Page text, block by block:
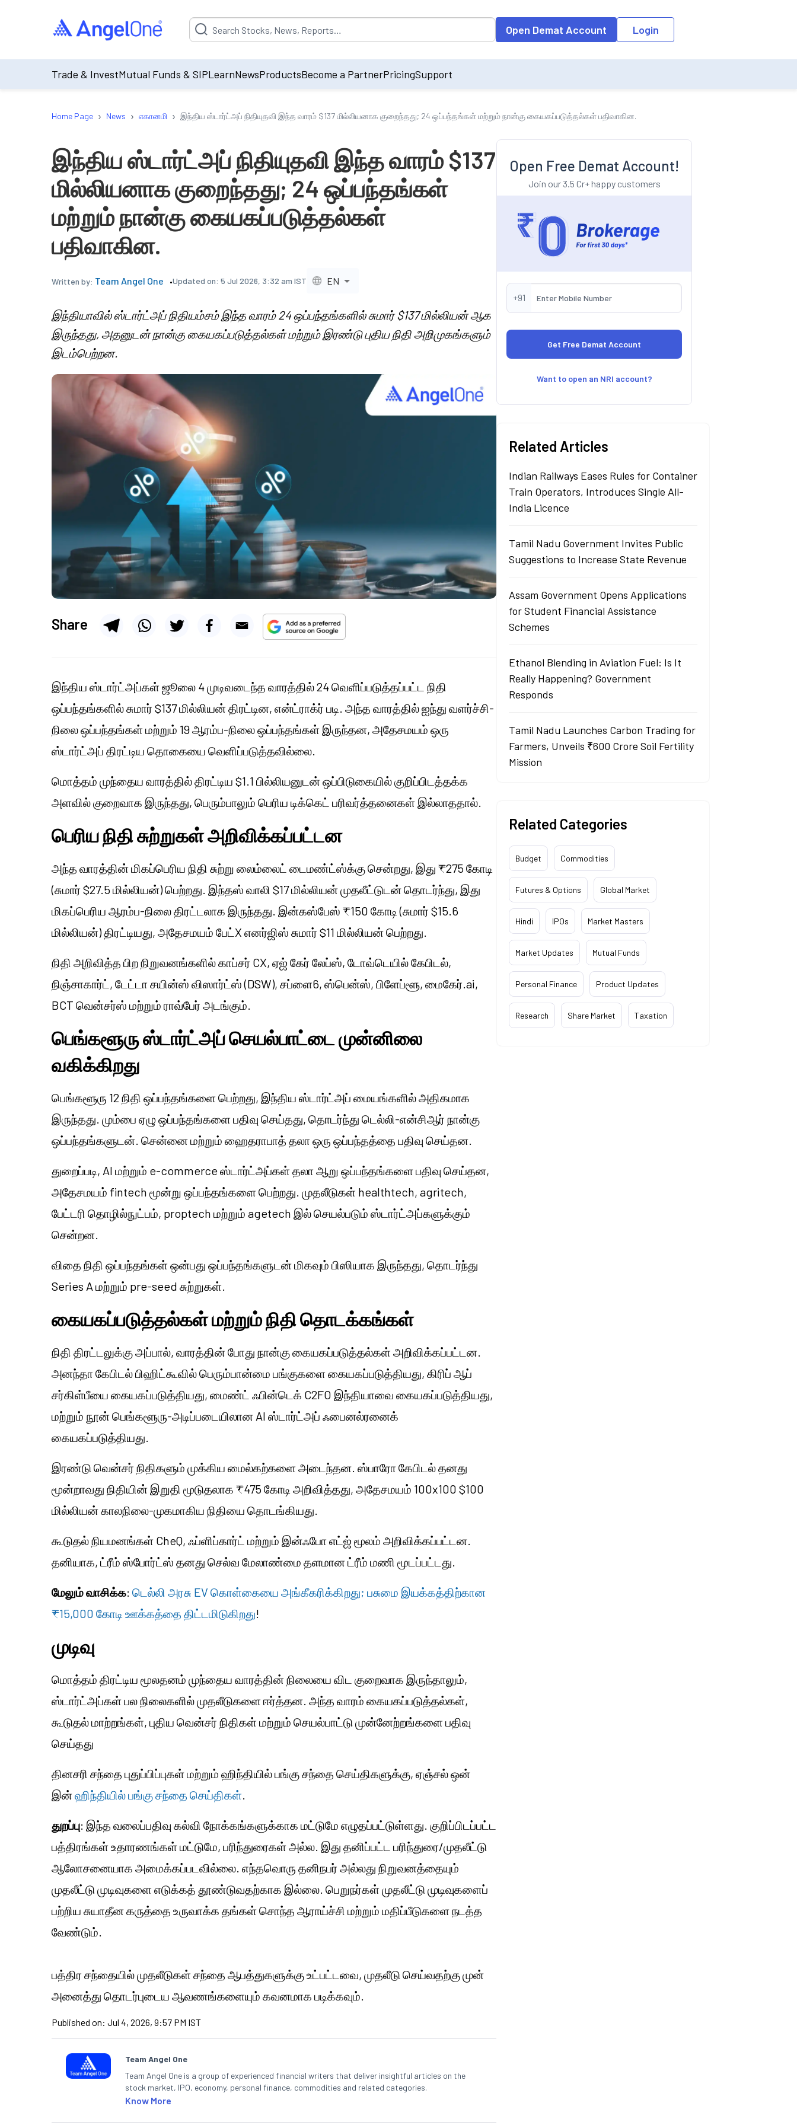
Suggestion will be populated by default on accessing the input field. On entering data into the input field, the suggestion list will be updated as per the
Open Demat Account Login
Trade & InvestMutual Funds & SIPLearnNewsProductsBecome a PartnerPricingSupport
Home Page › News › எகானமி › இந்திய ஸ்டார்ட்அப் நிதியுதவி இந்த வாரம் $137 மில்லியனாக குறைந்தது; 24 ஒப்பந்தங்கள் மற்றும் நான்கு கையகப்படுத்தல்கள் பதிவாகின.
இந்திய ஸ்டார்ட்அப் நிதியுதவி இந்த வாரம் $137
மில்லியனாக குறைந்தது; 24 ஒப்பந்தங்கள்
மற்றும் நான்கு கையகப்படுத்தல்கள்
பதிவாகின.
Written by: Team Angel One Updated on: 5 Jul 2026, 3:32 am IST EN
இந்தியாவில் ஸ்டார்ட்அப் நிதியம்சம் இந்த வாரம் 24 ஒப்பந்தங்களில் சுமார் $137 மில்லியன் ஆக
இருந்தது, அதனுடன் நான்கு கையகப்படுத்தல்கள் மற்றும் இரண்டு புதிய நிதி அறிமுகங்களும்
இடம்பெற்றன.
Share
இந்திய ஸ்டார்ட்அப்கள் ஜூலை 4 முடிவடைந்த வாரத்தில் 24 வெளிப்படுத்தப்பட்ட நிதி
ஒப்பந்தங்களில் சுமார் $137 மில்லியன் திரட்டின, என்ட்ராக்ர் படி. அந்த வாரத்தில் ஐந்து வளர்ச்சி-
நிலை ஒப்பந்தங்கள் மற்றும் 19 ஆரம்ப-நிலை ஒப்பந்தங்கள் இருந்தன, அதேசமயம் ஒரு
ஸ்டார்ட்அப் திரட்டிய தொகையை வெளிப்படுத்தவில்லை.
மொத்தம் முந்தைய வாரத்தில் திரட்டிய $1.1 பில்லியனுடன் ஒப்பிடுகையில் குறிப்பிடத்தக்க
அளவில் குறைவாக இருந்தது, பெரும்பாலும் பெரிய டிக்கெட் பரிவர்த்தனைகள் இல்லாததால்.
பெரிய நிதி சுற்றுகள் அறிவிக்கப்பட்டன
அந்த வாரத்தின் மிகப்பெரிய நிதி சுற்று லைம்லைட் டைமண்ட்ஸ்க்கு சென்றது, இது ₹275 கோடி
(சுமார் $27.5 மில்லியன்) பெற்றது. இந்தஸ் வாலி $17 மில்லியன் முதலீட்டுடன் தொடர்ந்து, இது
மிகப்பெரிய ஆரம்ப-நிலை திரட்டலாக இருந்தது. இன்கஸ்பேஸ் ₹150 கோடி (சுமார் $15.6
மில்லியன்) திரட்டியது, அதேசமயம் பேட்X எனர்ஜிஸ் சுமார் $11 மில்லியன் பெற்றது.
நிதி அறிவித்த பிற நிறுவனங்களில் காப்சர் CX, ஏஜ் கேர் லேப்ஸ், டோவ்டெயில் கேபிடல்,
நிஞ்சாகார்ட், டேட்டா சயின்ஸ் விஸார்ட்ஸ் (DSW), சப்ளை6, ஸ்பென்ஸ், பிளேப்ளூ, மைகேர்.ai,
BCT வென்சர்ஸ் மற்றும் ராவ்பேர் அடங்கும்.
பெங்களூரு ஸ்டார்ட்அப் செயல்பாட்டை முன்னிலை
வகிக்கிறது
பெங்களூரு 12 நிதி ஒப்பந்தங்களை பெற்றது, இந்திய ஸ்டார்ட்அப் மையங்களில் அதிகமாக
இருந்தது. மும்பை ஏழு ஒப்பந்தங்களை பதிவு செய்தது, தொடர்ந்து டெல்லி-என்சிஆர் நான்கு
ஒப்பந்தங்களுடன். சென்னை மற்றும் ஹைதராபாத் தலா ஒரு ஒப்பந்தத்தை பதிவு செய்தன.
துறைப்படி, AI மற்றும் e-commerce ஸ்டார்ட்அப்கள் தலா ஆறு ஒப்பந்தங்களை பதிவு செய்தன,
அதேசமயம் fintech மூன்று ஒப்பந்தங்களை பெற்றது. முதலீடுகள் healthtech, agritech,
பேட்டரி தொழில்நுட்பம், proptech மற்றும் agetech இல் செயல்படும் ஸ்டார்ட்அப்களுக்கும்
சென்றன.
விதை நிதி ஒப்பந்தங்கள் ஒன்பது ஒப்பந்தங்களுடன் மிகவும் பிஸியாக இருந்தது, தொடர்ந்து
Series A மற்றும் pre-seed சுற்றுகள்.
கையகப்படுத்தல்கள் மற்றும் நிதி தொடக்கங்கள்
நிதி திரட்டலுக்கு அப்பால், வாரத்தின் போது நான்கு கையகப்படுத்தல்கள் அறிவிக்கப்பட்டன.
அனந்தா கேபிடல் பிஹிட்கூவில் பெரும்பான்மை பங்குகளை கையகப்படுத்தியது, கிரிப் ஆப்
சர்கிள்பீயை கையகப்படுத்தியது, மைண்ட் ஃபின்டெக் C2FO இந்தியாவை கையகப்படுத்தியது,
மற்றும் நூன் பெங்களூரு-அடிப்படையிலான AI ஸ்டார்ட்அப் ஃபைனல்ரனைக்
கையகப்படுத்தியது.
இரண்டு வென்சர் நிதிகளும் முக்கிய மைல்கற்களை அடைந்தன. ஸ்பாரோ கேபிடல் தனது
மூன்றாவது நிதியின் இறுதி மூடுதலாக ₹475 கோடி அறிவித்தது, அதேசமயம் 100x100 $100
மில்லியன் காலநிலை-முகமாகிய நிதியை தொடங்கியது.
கூடுதல் நியமனங்கள் CheQ, ஃப்ளிப்கார்ட் மற்றும் இன்ஃபோ எட்ஜ் மூலம் அறிவிக்கப்பட்டன.
தனியாக, ட்ரீம் ஸ்போர்ட்ஸ் தனது செல்வ மேலாண்மை தளமான ட்ரீம் மணி மூடப்பட்டது.
மேலும் வாசிக்க: டெல்லி அரசு EV கொள்கையை அங்கீகரிக்கிறது; பசுமை இயக்கத்திற்கான
₹15,000 கோடி ஊக்கத்தை திட்டமிடுகிறது!
முடிவு
மொத்தம் திரட்டிய மூலதனம் முந்தைய வாரத்தின் நிலையை விட குறைவாக இருந்தாலும்,
ஸ்டார்ட்அப்கள் பல நிலைகளில் முதலீடுகளை ஈர்த்தன. அந்த வாரம் கையகப்படுத்தல்கள்,
கூடுதல் மாற்றங்கள், புதிய வென்சர் நிதிகள் மற்றும் செயல்பாட்டு முன்னேற்றங்களை பதிவு
செய்தது
தினசரி சந்தை புதுப்பிப்புகள் மற்றும் ஹிந்தியில் பங்கு சந்தை செய்திகளுக்கு, ஏஞ்சல் ஒன்
இன்ஹிந்தியில் பங்கு சந்தை செய்திகள்.
துறப்பு: இந்த வலைப்பதிவு கல்வி நோக்கங்களுக்காக மட்டுமே எழுதப்பட்டுள்ளது. குறிப்பிடப்பட்ட
பத்திரங்கள் உதாரணங்கள் மட்டுமே, பரிந்துரைகள் அல்ல. இது தனிப்பட்ட பரிந்துரை/முதலீட்டு
ஆலோசனையாக அமைக்கப்படவில்லை. எந்தவொரு தனிநபர் அல்லது நிறுவனத்தையும்
முதலீட்டு முடிவுகளை எடுக்கத் தூண்டுவதற்காக இல்லை. பெறுநர்கள் முதலீட்டு முடிவுகளைப்
பற்றிய சுயாதீன கருத்தை உருவாக்க தங்கள் சொந்த ஆராய்ச்சி மற்றும் மதிப்பீடுகளை நடத்த
வேண்டும்.
பத்திர சந்தையில் முதலீடுகள் சந்தை ஆபத்துகளுக்கு உட்பட்டவை, முதலீடு செய்வதற்கு முன்
அனைத்து தொடர்புடைய ஆவணங்களையும் கவனமாக படிக்கவும்.
Published on: Jul 4, 2026, 9:57 PM IST
Team Angel One
Team Angel One is a group of experienced financial writers that deliver insightful articles on the
stock market, IPO, economy, personal finance, commodities and related categories.
Know More
Open Free Demat Account!
Join our 3.5 Cr+ happy customers
+91
Want to open an NRI account?
Related Articles
Indian Railways Eases Rules for Container
Train Operators, Introduces Single All-
India Licence
Tamil Nadu Government Invites Public
Suggestions to Increase State Revenue
Assam Government Opens Applications
for Student Financial Assistance
Schemes
Ethanol Blending in Aviation Fuel: Is It
Really Happening? Government
Responds
Tamil Nadu Launches Carbon Trading for
Farmers, Unveils ₹600 Crore Soil Fertility
Mission
Related Categories
Budget Commodities
Futures & Options Global Market
Hindi IPOs Market Masters
Market Updates Mutual Funds
Personal Finance Product Updates
Research Share Market Taxation